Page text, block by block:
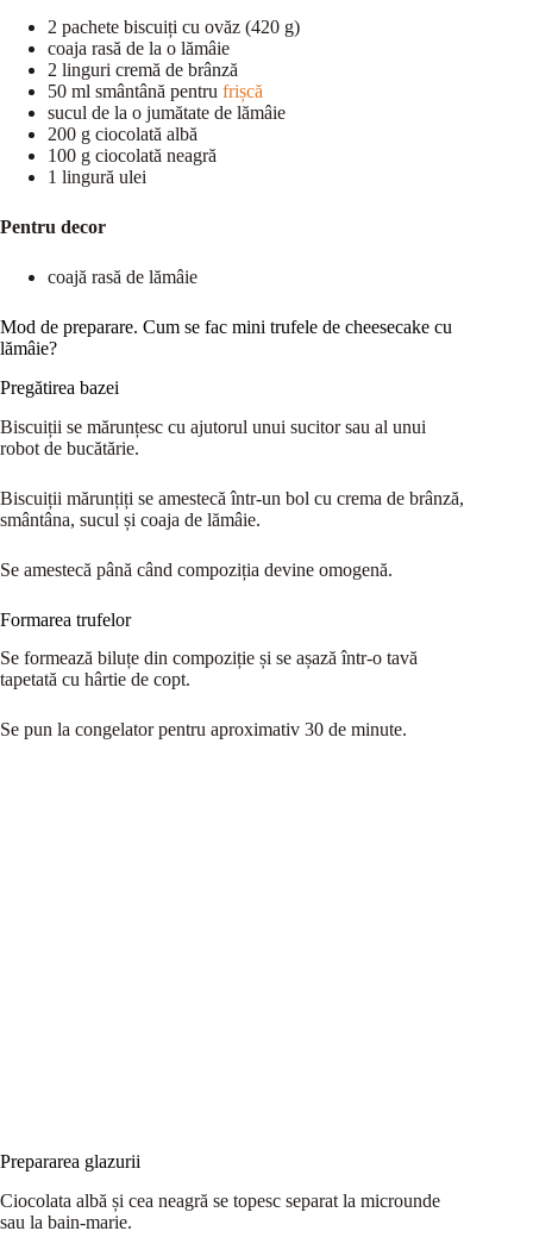
2 pachete biscuiți cu ovăz (420 g)
coaja rasă de la o lămâie
2 linguri cremă de brânză
50 ml smântână pentru frișcă
sucul de la o jumătate de lămâie
200 g ciocolată albă
100 g ciocolată neagră
1 lingură ulei
Pentru decor
coajă rasă de lămâie
Mod de preparare. Cum se fac mini trufele de cheesecake cu
lămâie?
Pregătirea bazei
Biscuiții se mărunțesc cu ajutorul unui sucitor sau al unui
robot de bucătărie.
Biscuiții mărunțiți se amestecă într-un bol cu crema de brânză,
smântâna, sucul și coaja de lămâie.
Se amestecă până când compoziția devine omogenă.
Formarea trufelor
Se formează biluțe din compoziție și se așază într-o tavă
tapetată cu hârtie de copt.
Se pun la congelator pentru aproximativ 30 de minute.
Prepararea glazurii
Ciocolata albă și cea neagră se topesc separat la microunde
sau la bain-marie.